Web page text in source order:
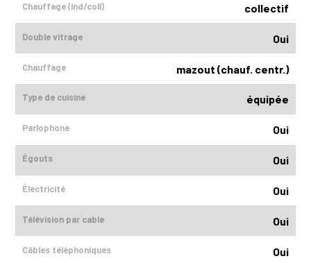
Chauffage (ind/coll) collectif
Double vitrage Oui
Chauffage mazout (chauf. centr.)
Type de cuisine équipée
Parlophone Oui
Égouts Oui
Électricité Oui
Télévision par cable Oui
Câbles téléphoniques Oui